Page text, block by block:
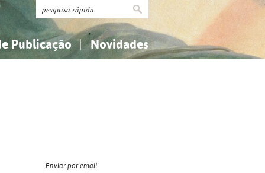
Publicação Novidades
Enviar por email